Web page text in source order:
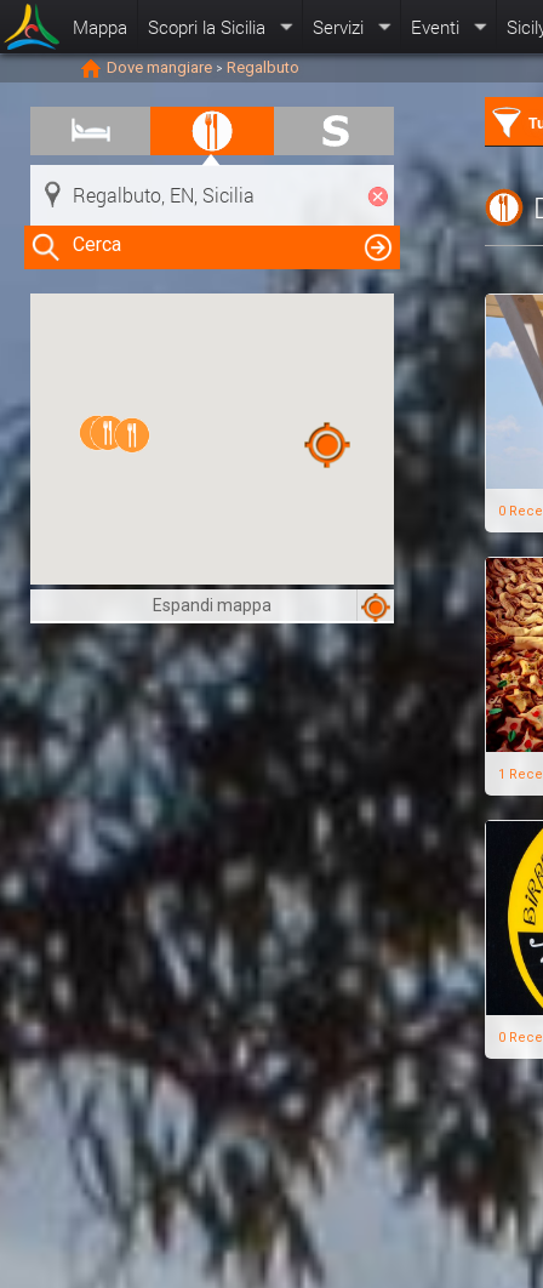
Mappa Scopri la Sicilia Servizi Eventi
Dove mangiare > Regalbuto
Cerca
per visualizzare le informazioni
Espandi mappa
0
1
0